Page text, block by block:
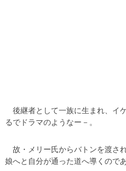
後継者として一族に生まれ、イ
るでドラマのようなー－。
故・メリー氏からバトンを渡さ
娘へと自分が通った道へ導くので